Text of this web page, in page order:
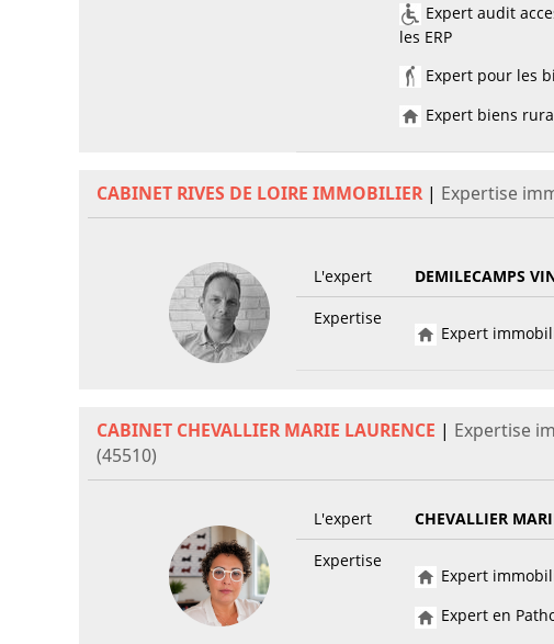
Expert audit
les ERP
Expert pour les
Expert biens
CABINET RIVES DE LOIRE IMMOBILIER | Expertise
L'expert
DEMILECAMPS
Expertise
Expert
CABINET CHEVALLIER MARIE LAURENCE | Expertise
(45510)
L'expert
CHEVALLIER
Expertise
Expert
Expert en